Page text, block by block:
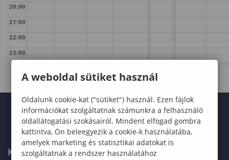
20:00
21:00
22:00
23:00
KARUNK
A weboldal sütiket használ
Oldalunk cookie-kat ("sütiket") használ. Ezen fájlok
információkat szolgáltatnak számunkra a felhasználó
oldallátogatási szokásairól. Mindent elfogad gombra
kattintva, Ön beleegyezik a cookie-k használatába,
amelyek marketing és statisztikai adatokat is
szolgáltatnak a rendszer használatához